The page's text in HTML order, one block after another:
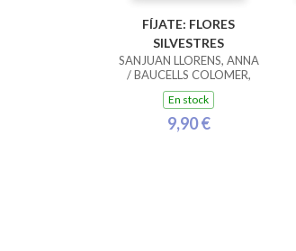
FÍJATE: FLORES
SILVESTRES
SANJUAN LLORENS, ANNA
/ BAUCELLS COLOMER,
RAMON
En stock
9,90 €